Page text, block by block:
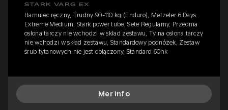
STARK VARG EX
Hamulec ręczny, Trudny 90-110 kg (Enduro), Metzeler 6 Days
Extreme Medium, Stark power tube, Sete Regularny, Przednia
osłona tarczy nie wchodzi w skład zestawu, Tylna osłona tarczy
nie wchodzi w skład zestawu, Standardowy podnóżek, Zestaw
śrub tytanowych nie jest dołączony, Standard 60hk
Mer info